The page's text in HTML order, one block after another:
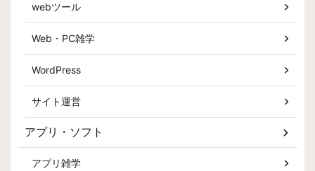
webツール
Web・PC雑学
WordPress
サイト運営
アプリ・ソフト
アプリ雑学